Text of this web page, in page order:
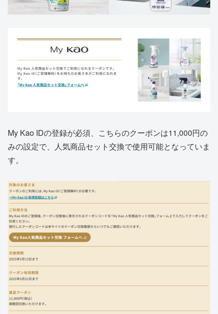
My Kao IDの登録が必須、こちらのクーポンは11,000円の
みの設定で、人気商品セット交換で使用可能となっていま
す。